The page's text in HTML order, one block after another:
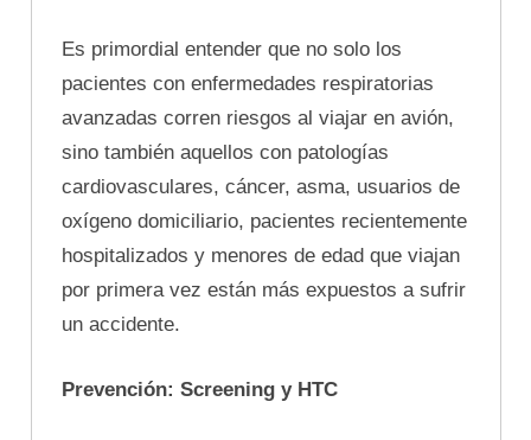
Es primordial entender que no solo los
pacientes con enfermedades respiratorias
avanzadas corren riesgos al viajar en avión,
sino también aquellos con patologías
cardiovasculares, cáncer, asma, usuarios de
oxígeno domiciliario, pacientes recientemente
hospitalizados y menores de edad que viajan
por primera vez están más expuestos a sufrir
un accidente.
Prevención: Screening y HTC